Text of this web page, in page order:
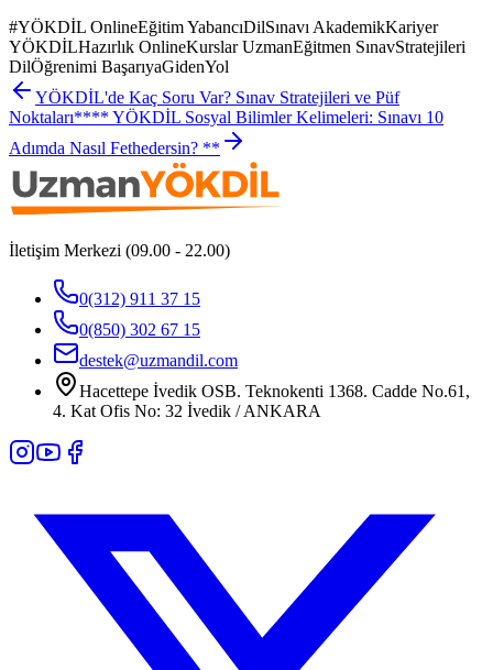
#YÖKDİL OnlineEğitim YabancıDilSınavı AkademikKariyer
YÖKDİLHazırlık OnlineKurslar UzmanEğitmen SınavStratejileri
DilÖğrenimi BaşarıyaGidenYol
YÖKDİL'de Kaç Soru Var? Sınav Stratejileri ve Püf
Noktaları**** YÖKDİL Sosyal Bilimler Kelimeleri: Sınavı 10
Adımda Nasıl Fethedersin? **
İletişim Merkezi (09.00 - 22.00)
0(312) 911 37 15
0(850) 302 67 15
destek@uzmandil.com
Hacettepe İvedik OSB. Teknokenti 1368. Cadde No.61,
4. Kat Ofis No: 32 İvedik / ANKARA